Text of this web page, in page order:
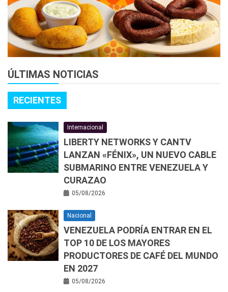
ÚLTIMAS NOTICIAS
RECIENTES
Internacional
LIBERTY NETWORKS Y CANTV
LANZAN «FÉNIX», UN NUEVO CABLE
SUBMARINO ENTRE VENEZUELA Y
CURAZAO
05/08/2026
Nacional
VENEZUELA PODRÍA ENTRAR EN EL
TOP 10 DE LOS MAYORES
PRODUCTORES DE CAFÉ DEL MUNDO
EN 2027
05/08/2026